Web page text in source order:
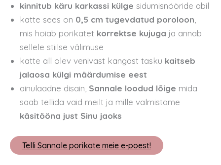
kinnitub käru karkassi külge sidumisnööride abil
katte sees on 0,5 cm tugevdatud poroloon
mis hoiab porikatet korrektse kujuga ja annab
sellele stiilse välimuse
katte all olev venivast kangast tasku kaitseb
jalaosa külgi määrdumise eest
ainulaadne disain, Sannale loodud lõige mida
saab tellida vaid meilt ja mille valmistame
käsitööna just Sinu jaoks
Telli Sannale porikate meie e-poest!